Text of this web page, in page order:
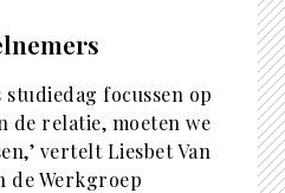
studiedag focussen op
de relatie, moeten we
vertelt Liesbet Van
de Werkgroep